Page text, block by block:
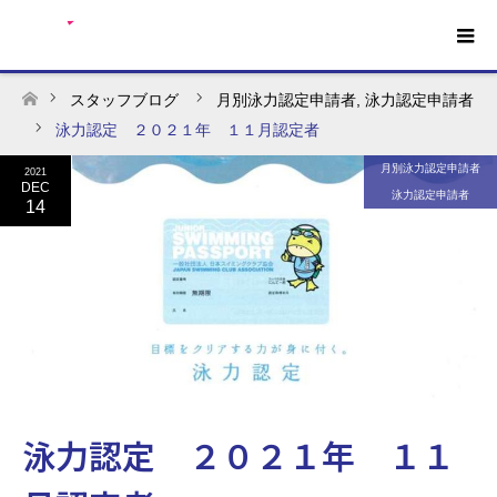
ホーム
スタッフブログ 月別泳力認定申請者 泳力認定申請者
泳力認定 ２０２１年 １１月認定者
2021
DEC
14
月別泳力認定申請者
泳力認定申請者
泳力認定 ２０２１年 １１